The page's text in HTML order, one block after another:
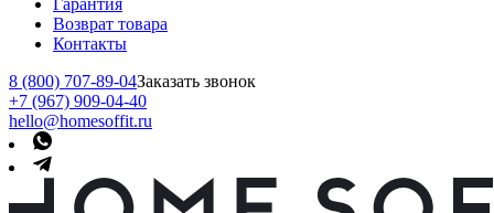
Возврат товара
Контакты
8 (800) 707-89-04Заказать звонок
+7 (967) 909-04-40
hello@homesoffit.ru